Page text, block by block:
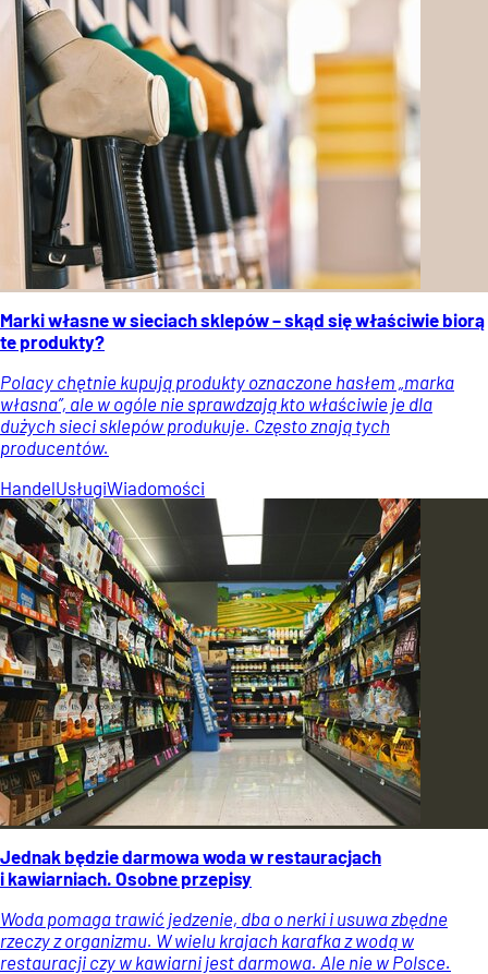
Marki własne w sieciach sklepów – skąd się właściwie biorą
te produkty?
Polacy chętnie kupują produkty oznaczone hasłem „marka
własna”, ale w ogóle nie sprawdzają kto właściwie je dla
dużych sieci sklepów produkuje. Często znają tych
producentów.
HandelUsługiWiadomości
Jednak będzie darmowa woda w restauracjach
i kawiarniach. Osobne przepisy
Woda pomaga trawić jedzenie, dba o nerki i usuwa zbędne
rzeczy z organizmu. W wielu krajach karafka z wodą w
restauracji czy w kawiarni jest darmowa. Ale nie w Polsce.